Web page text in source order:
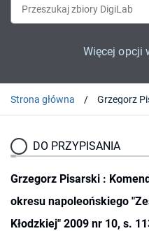
Więcej opcji
Strona główna
DO PRZYPISANIA
Grzegorz Pisarski :
okresu napoleońskiego
Kłodzkiej" 2009 nr 10, s.